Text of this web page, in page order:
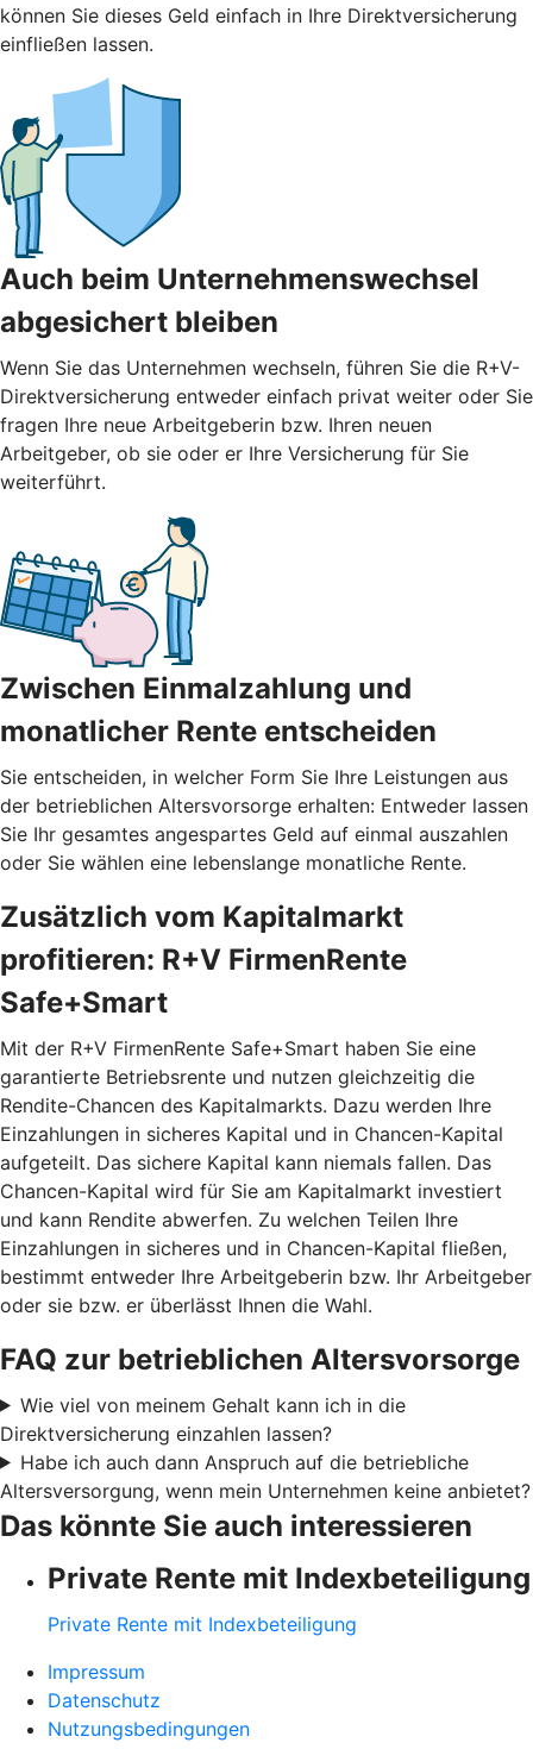
können Sie dieses Geld einfach in Ihre Direktversicherung
einfließen lassen.
Auch beim Unternehmenswechsel
abgesichert bleiben
Wenn Sie das Unternehmen wechseln, führen Sie die R+V-
Direktversicherung entweder einfach privat weiter oder Sie
fragen Ihre neue Arbeitgeberin bzw. Ihren neuen
Arbeitgeber, ob sie oder er Ihre Versicherung für Sie
weiterführt.
Zwischen Einmalzahlung und
monatlicher Rente entscheiden
Sie entscheiden, in welcher Form Sie Ihre Leistungen aus
der betrieblichen Altersvorsorge erhalten: Entweder lassen
Sie Ihr gesamtes angespartes Geld auf einmal auszahlen
oder Sie wählen eine lebenslange monatliche Rente.
Zusätzlich vom Kapitalmarkt
profitieren: R+V FirmenRente
Safe+Smart
Mit der R+V FirmenRente Safe+Smart haben Sie eine
garantierte Betriebsrente und nutzen gleichzeitig die
Rendite-Chancen des Kapitalmarkts. Dazu werden Ihre
Einzahlungen in sicheres Kapital und in Chancen-Kapital
aufgeteilt. Das sichere Kapital kann niemals fallen. Das
Chancen-Kapital wird für Sie am Kapitalmarkt investiert
und kann Rendite abwerfen. Zu welchen Teilen Ihre
Einzahlungen in sicheres und in Chancen-Kapital fließen,
bestimmt entweder Ihre Arbeitgeberin bzw. Ihr Arbeitgeber
oder sie bzw. er überlässt Ihnen die Wahl.
FAQ zur betrieblichen Altersvorsorge
Wie viel von meinem Gehalt kann ich in die
Direktversicherung einzahlen lassen?
Habe ich auch dann Anspruch auf die betriebliche
Altersversorgung, wenn mein Unternehmen keine anbietet?
Das könnte Sie auch interessieren
Private Rente mit Indexbeteiligung
Private Rente mit Indexbeteiligung
Impressum
Datenschutz
Nutzungsbedingungen